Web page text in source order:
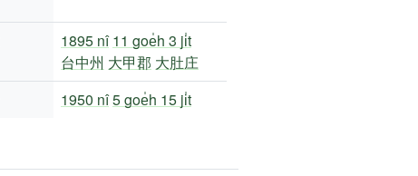
1895 nî 11 goe̍h 3 ji̍t
台中州 大甲郡 大肚庄
1950 nî5 goe̍h 15 ji̍t